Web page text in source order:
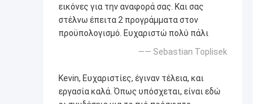
εικόνες για την αναφορά σας. Και σας
στέλνω έπειτα 2 προγράμματα στον
προϋπολογισμό. Ευχαριστώ πολύ πάλι
—— Sebastian Toplisek
Kevin, Ευχαριστίες, έγιναν τέλεια, και
εργασία καλά. Όπως υπόσχεται, είναι εδώ